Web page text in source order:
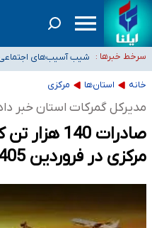
سرخط خبرها :
۵۰ ایستگاه هواشناسی در جنگ دچار
بوشهر و اهواز شیب آسیب‌های
رصد زنجیره‌ای
بیش‌اظهاری زیر ذره‌بین
«حسین آقایاری» تراستی
ایرانی- افغانستانی
آسیب‌های جنگ، صدور گواهینامه
خانه استان‌ها مرکزی
مدیرکل گمرکات استان خبر
صادرات 140
مرکزی در فروردین 1405